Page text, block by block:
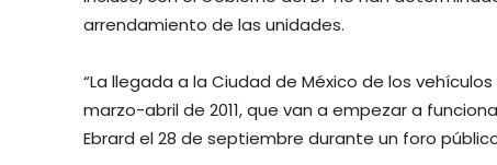
arrendamiento de las unidades.
“La llegada a la Ciudad de México de los
marzo-abril de 2011, que van a empezar a
Ebrard el 28 de septiembre durante un foro